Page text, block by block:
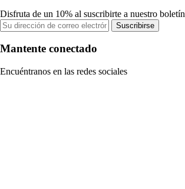
Disfruta de un 10% al suscribirte a nuestro boletín
Suscribirse
Mantente conectado
Encuéntranos en las redes sociales